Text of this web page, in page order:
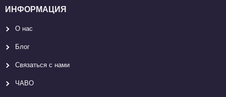
ИНФОРМАЦИЯ
О нас
Блог
Связаться с нами
ЧАВО